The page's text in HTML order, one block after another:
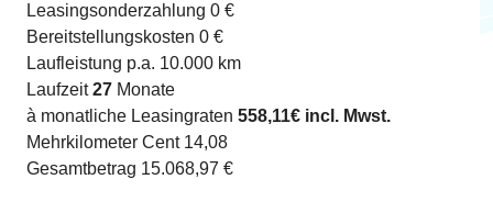
Leasingsonderzahlung 0 €
Bereitstellungskosten 0 €
Laufleistung p.a. 10.000 km
Laufzeit27 Monate
à monatliche Leasingraten 558,11€ incl. Mwst.
Mehrkilometer Cent 14,08
Gesamtbetrag 15.068,97 €